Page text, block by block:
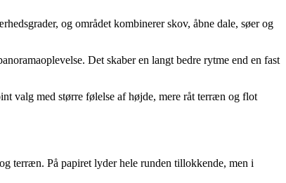
og området kombinerer skov, åbne dale, søer og
Det skaber en langt bedre rytme end en fast
valg med større følelse af højde, mere råt terræn og flot
terræn. På papiret lyder hele runden tillokkende, men i